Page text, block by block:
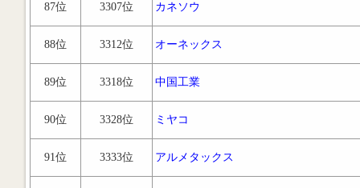
87位 3307位 カネソウ
88位 3312位 オーネックス
89位 3318位 中国工業
90位 3328位 ミヤコ
91位 3333位 アルメタックス